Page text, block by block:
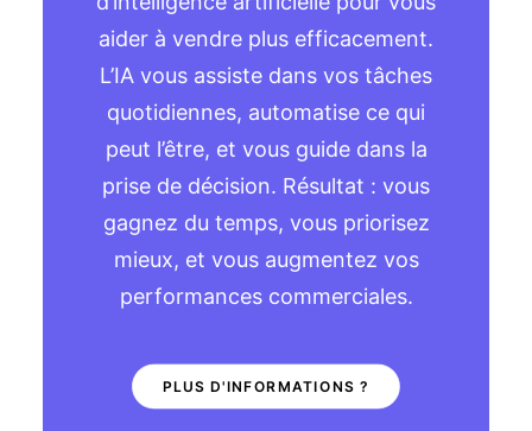
aider à vendre plus efficacement.
L’IA vous assiste dans vos tâches
quotidiennes, automatise ce qui
peut l’être, et vous guide dans la
prise de décision. Résultat : vous
gagnez du temps, vous priorisez
mieux, et vous augmentez vos
performances commerciales.
PLUS D'INFORMATIONS ?